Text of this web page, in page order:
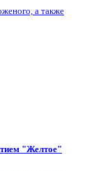
а также
"Желтое"